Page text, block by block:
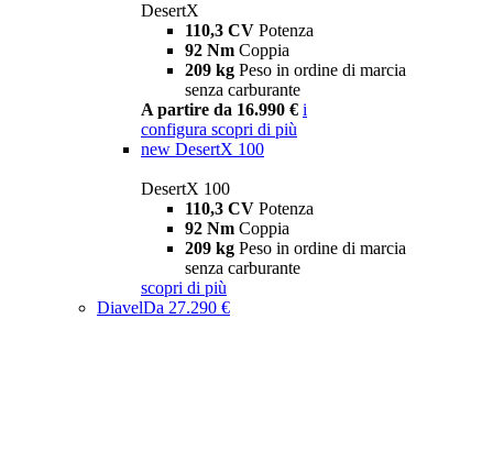
DesertX
110,3 CV Potenza
92 Nm Coppia
209 kg Peso in ordine di marcia
senza carburante
A partire da 16.990 € i
configura scopri di più
new DesertX 100
DesertX 100
110,3 CV Potenza
92 Nm Coppia
209 kg Peso in ordine di marcia
senza carburante
scopri di più
DiavelDa 27.290 €